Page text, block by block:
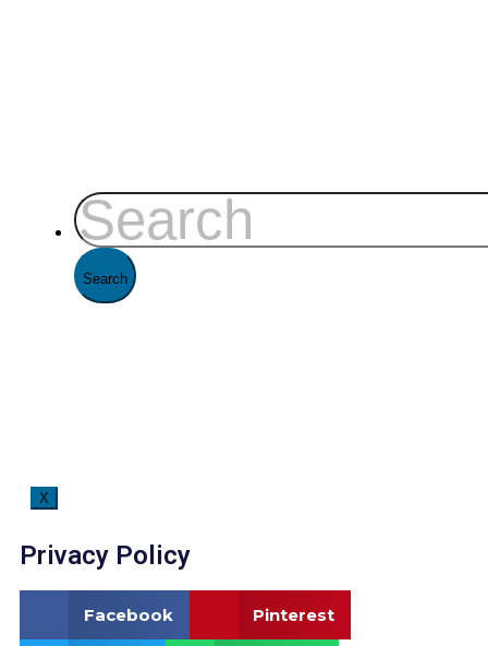
X
Privacy Policy
Facebook Pinterest